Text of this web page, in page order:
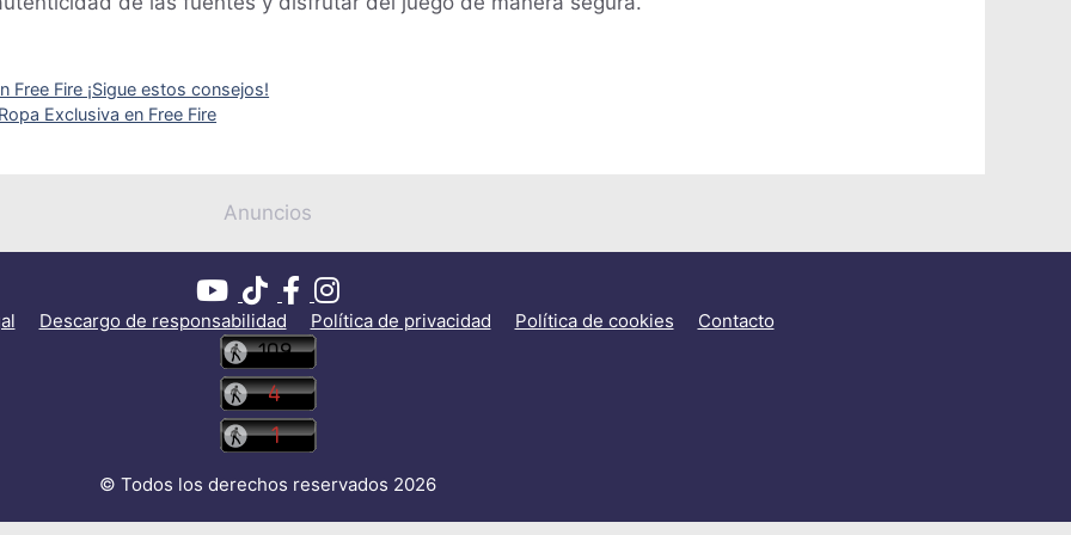
Fire ¡Sigue estos consejos!
Exclusiva en Free Fire
Anuncios
Descargo de responsabilidad Política de privacidad Política de cookies Contacto
© Todos los derechos reservados 2026